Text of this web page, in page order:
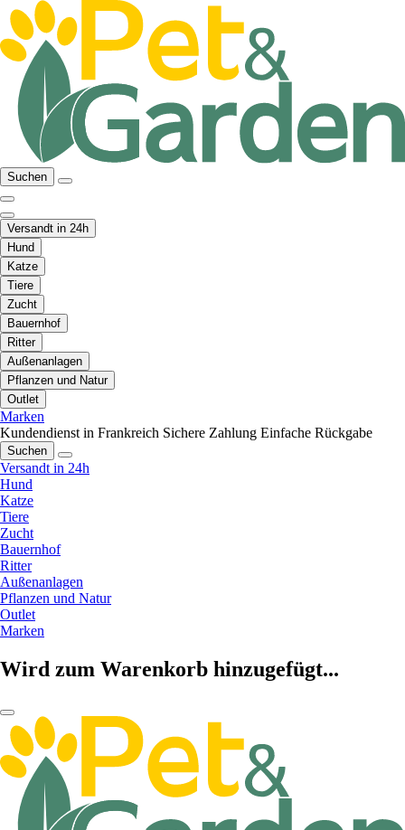
Suchen
Versandt in 24h
Hund
Katze
Tiere
Zucht
Bauernhof
Ritter
Außenanlagen
Pflanzen und Natur
Outlet
Marken
Kundendienst in Frankreich Sichere Zahlung Einfache Rückgabe
Suchen
Versandt in 24h
Hund
Katze
Tiere
Zucht
Bauernhof
Ritter
Außenanlagen
Pflanzen und Natur
Outlet
Marken
Wird zum Warenkorb hinzugefügt...